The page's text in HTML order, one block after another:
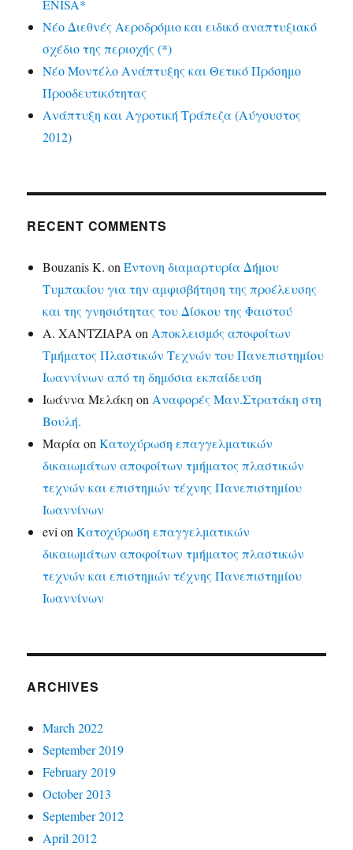
ENISA*
Νέο Διεθνές Αεροδρόμιο και ειδικό αναπτυξιακό
σχέδιο της περιοχής (*)
Νέο Μοντέλο Ανάπτυξης και Θετικό Πρόσημο
Προοδευτικότητας
Ανάπτυξη και Αγροτική Τράπεζα (Αύγουστος
2012)
RECENT COMMENTS
Bouzanis K. onΈντονη διαμαρτυρία Δήμου
Τυμπακίου για την αμφισβήτηση της προέλευσης
και της γνησιότητας του Δίσκου της Φαιστού
Α. ΧΑΝΤΖΙΑΡΑ on Αποκλεισμός αποφοίτων
Τμήματος Πλαστικών Τεχνών του Πανεπιστημίου
Ιωαννίνων από τη δημόσια εκπαίδευση
Ιωάννα Μελάκη on Αναφορές Μαν.Στρατάκη στη
Βουλή.
ΜαρίαonΚατοχύρωση επαγγελματικών
δικαιωμάτων αποφοίτων τμήματος πλαστικών
τεχνών και επιστημών τέχνης Πανεπιστημίου
Ιωαννίνων
evi onΚατοχύρωση επαγγελματικών
δικαιωμάτων αποφοίτων τμήματος πλαστικών
τεχνών και επιστημών τέχνης Πανεπιστημίου
Ιωαννίνων
ARCHIVES
March 2022
September 2019
February 2019
October 2013
September 2012
April 2012